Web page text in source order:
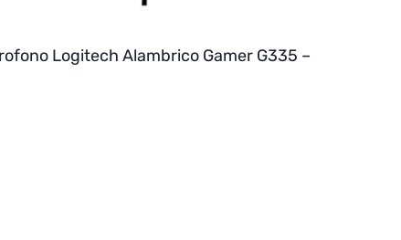
Logitech Alambrico Gamer G335 –